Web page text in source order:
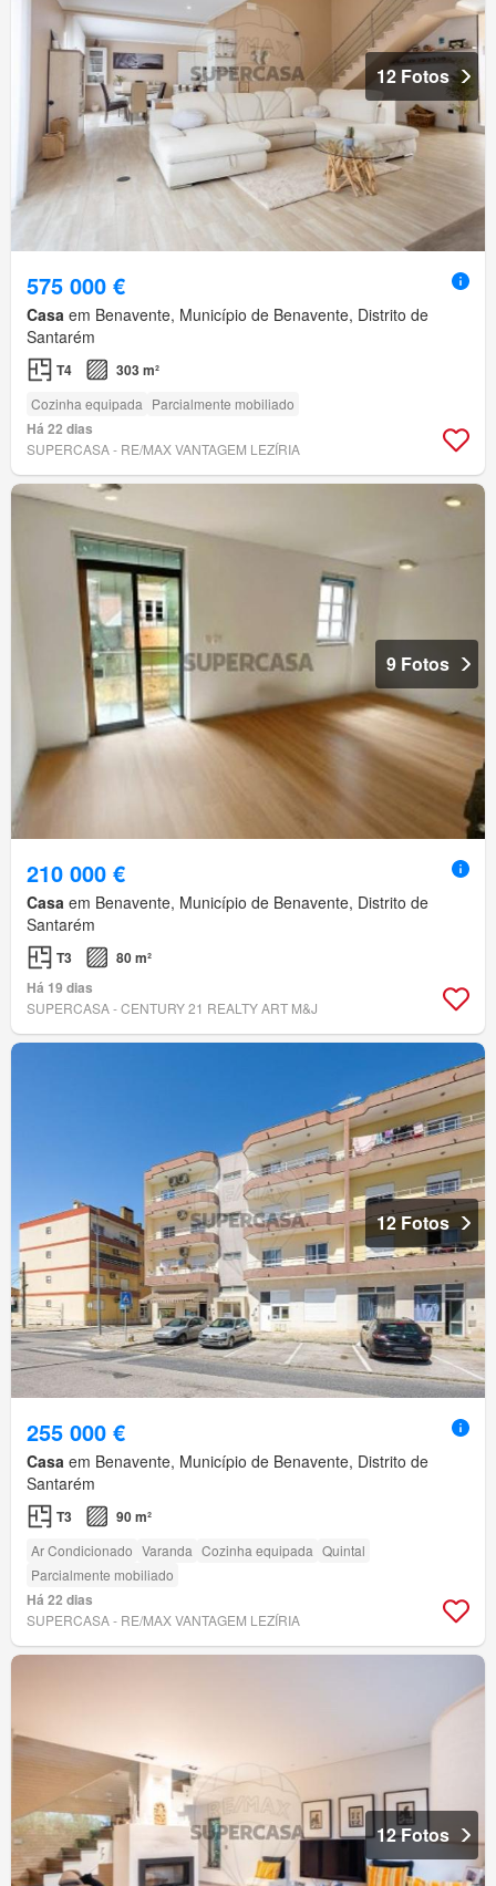
12 Fotos
575 000 €
Casa em Benavente, Município de Benavente, Distrito de
Santarém
T4 303 m²
Cozinha equipada Parcialmente mobiliado
Há 22 dias
SUPERCASA - RE/MAX VANTAGEM LEZÍRIA
9 Fotos
210 000 €
Casa em Benavente, Município de Benavente, Distrito de
Santarém
T3
80 m²
Há 19 dias
SUPERCASA - CENTURY 21 REALTY ART M&J
12 Fotos
255 000 €
Casa em Benavente, Município de Benavente, Distrito de
Santarém
T3 90 m²
Ar Condicionado Varanda Cozinha equipada Quintal
Parcialmente mobiliado
Há 22 dias
SUPERCASA - RE/MAX VANTAGEM LEZÍRIA
12 Fotos